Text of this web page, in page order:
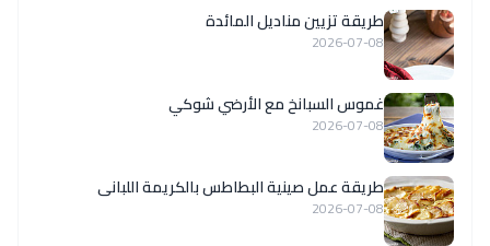
طريقة تزيين مناديل المائدة
2026-07-08
غموس السبانخ مع الأرضي شوكي
2026-07-08
طريقة عمل صينية البطاطس بالكريمة اللبانى
2026-07-08